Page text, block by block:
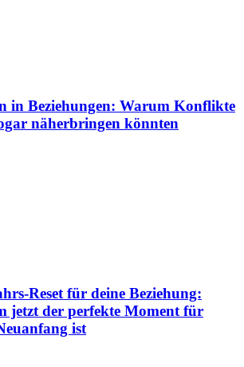
in Beziehungen: Warum Konflikte
näherbringen könnten
Reset für deine Beziehung:
jetzt der perfekte Moment für
ist